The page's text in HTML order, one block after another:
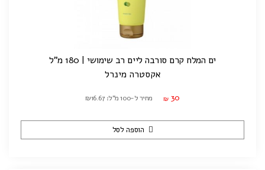
ים המלח קרם סורבה ליים רב שימושי | 180 מ"ל
אקסטרה מינרל
₪ 30 מחיר ל-100 מ"ל: ₪16.67
הוספה לסל